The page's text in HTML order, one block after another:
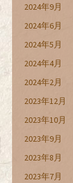
2024年9月
2024年6月
2024年5月
2024年4月
2024年2月
2023年12月
2023年10月
2023年9月
2023年8月
2023年7月